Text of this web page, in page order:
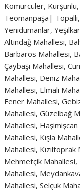
Kömürcüler,
Teomanpaşa| Topallı,
Yenidumanlar,
Altındağ Mahallesi,
Barbaros Mahallesi,
Çaybaşı Mahallesi,
Mahallesi, Deniz
Mahallesi, Elmalı
Fener Mahallesi,
Mahallesi, Güzelbağ
Mahallesi, Haşimişcan
Mahallesi, Kışla
Mahallesi,
Mehmetçik
Mahallesi,
Mahallesi, Selçuk